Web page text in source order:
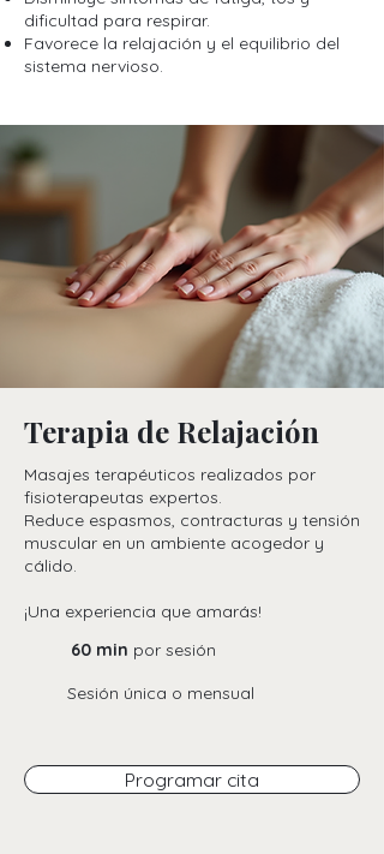
dificultad para respirar.
Favorece la relajación y el equilibrio del
sistema nervioso.
Terapia de Relajación
Masajes terapéuticos realizados por
fisioterapeutas expertos.
Reduce espasmos, contracturas y tensión
muscular en un ambiente acogedor y
cálido.
¡Una experiencia que amarás!
60 min por sesión
Sesión única o mensual
Programar cita